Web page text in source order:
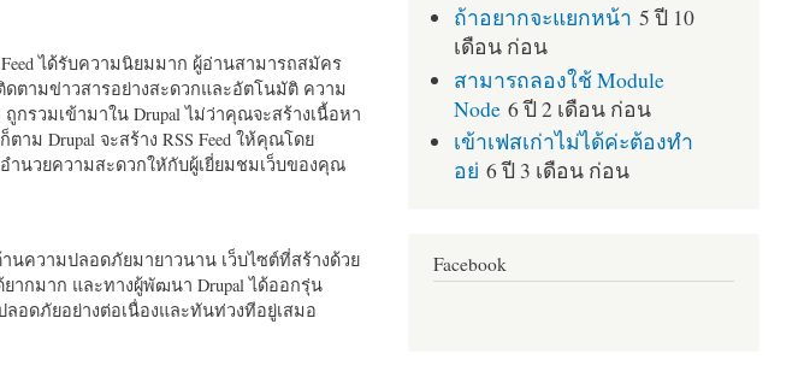
ได้รับความนิยมมาก ผู้อ่านสามารถสมัคร
ดตามข่าวสารอย่างสะดวกและอัตโนมัติ ความ
ถูกรวมเข้ามาใน Drupal ไม่ว่าคุณจะสร้างเนื้อหา
ตาม Drupal จะสร้าง RSS Feed ให้คุณโดย
ำนวยความสะดวกใหักับผู้เยี่ยมชมเว็บของคุณ
านความปลอดภัยมายาวนาน เว็บไซต์ที่สร้างด้วย
ยากมาก และทางผู้พัฒนา Drupal ได้ออกรุ่น
อดภัยอย่างต่อเนื่องและทันท่วงทีอยู่เสมอ
ถ้าอยากจะแยกหน้า 5 ปี 10
เดือน ก่อน
สามารถลองใช้ Module
Node 6 ปี 2 เดือน ก่อน
เข้าเฟสเก่าไม่ได้ค่ะต้องทำ
อย่ 6 ปี 3 เดือน ก่อน
Facebook